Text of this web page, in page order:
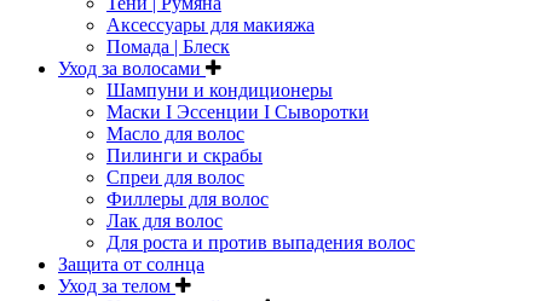
Аксессуары для макияжа
Помада | Блеск
Уход за волосами
Шампуни и кондиционеры
Маски I Эссенции I Сыворотки
Масло для волос
Пилинги и скрабы
Спреи для волос
Филлеры для волос
Лак для волос
Для роста и против выпадения волос
Защита от солнца
Уход за телом